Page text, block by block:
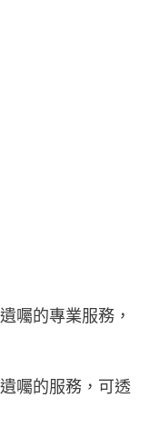
囑的專業服務，
囑的服務，可透